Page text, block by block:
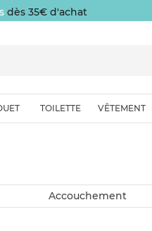
dès 35€ d'achat
TOILETTE VÊTEMENT
accouchement